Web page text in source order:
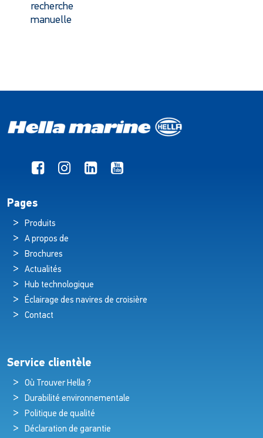
recherche
manuelle
Pages
Produits
A propos de
Brochures
Actualités
Hub technologique
Éclairage des navires de croisière
Contact
Service clientèle
Où Trouver Hella ?
Durabilité environnementale
Politique de qualité
Déclaration de garantie